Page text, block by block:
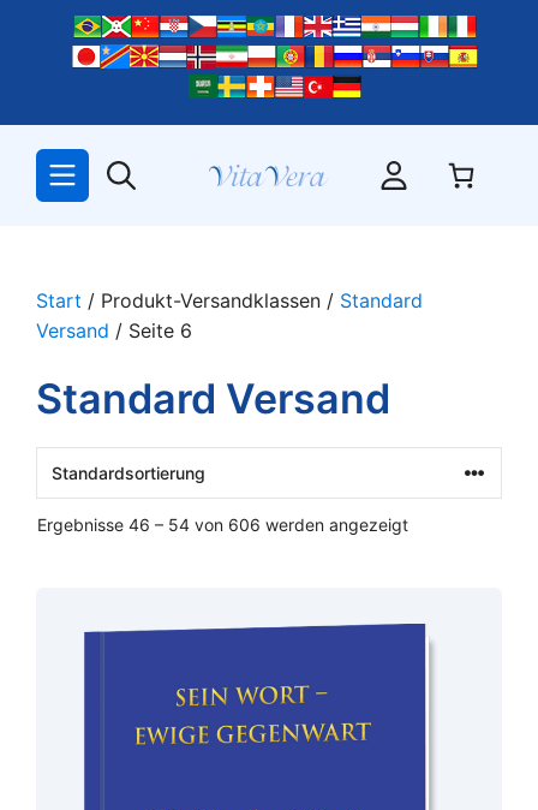
springen
Start / Produkt-Versandklassen / Standard
Versand / Seite 6
Standard Versand
Ergebnisse 46 – 54 von 606 werden angezeigt